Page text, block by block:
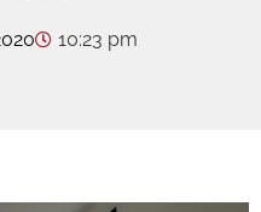
10:23 pm